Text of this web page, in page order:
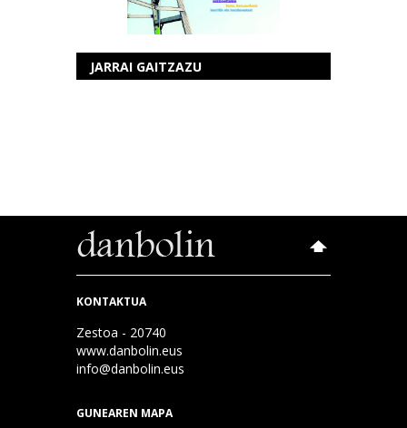
JARRAI GAITZAZU
KONTAKTUA
Zestoa - 20740
www.danbolin.eus
info@danbolin.eus
GUNEAREN MAPA